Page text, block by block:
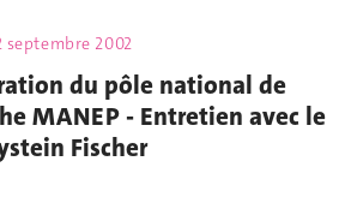
septembre 2002
du pôle national de
MANEP - Entretien avec le
Fischer